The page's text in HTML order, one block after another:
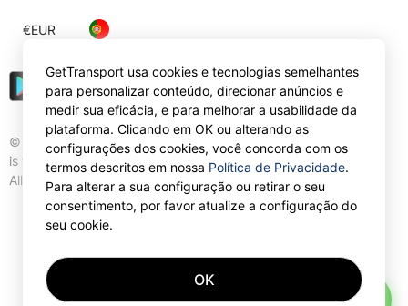
© Gettransport International Limited. GetTransport®
is trademark of Gettransport International Limited.
All rights reserved.
€EUR
GetTransport usa cookies e tecnologias semelhantes
para personalizar conteúdo, direcionar anúncios e
medir sua eficácia, e para melhorar a usabilidade da
plataforma. Clicando em OK ou alterando as
configurações dos cookies, você concorda com os
termos descritos em nossa Política de Privacidade.
Para alterar a sua configuração ou retirar o seu
consentimento, por favor atualize a configuração do
seu cookie.
OK
AI